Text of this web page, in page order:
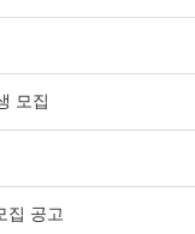
모집
집 공고